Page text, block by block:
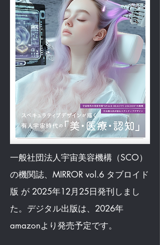
一般社団法人宇宙美容機構（SCO）
の機関誌、MIRROR vol.6 タブロイド
版 が 2025年12月25日発刊しまし
た。デジタル出版は、2026年
amazonより発売予定です。